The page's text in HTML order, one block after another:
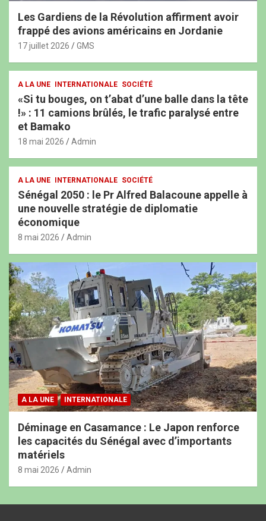
Les Gardiens de la Révolution affirment avoir
frappé des avions américains en Jordanie
17 juillet 2026 GMS
A LA UNE INTERNATIONALE SOCIÉTÉ
«Si tu bouges, on t’abat d’une balle dans la tête
!» : 11 camions brûlés, le trafic paralysé entre
et Bamako
18 mai 2026 Admin
A LA UNE INTERNATIONALE SOCIÉTÉ
Sénégal 2050 : le Pr Alfred Balacoune appelle à
une nouvelle stratégie de diplomatie
économique
8 mai 2026 Admin
A LA UNE INTERNATIONALE
Déminage en Casamance : Le Japon renforce
les capacités du Sénégal avec d’importants
matériels
8 mai 2026 Admin